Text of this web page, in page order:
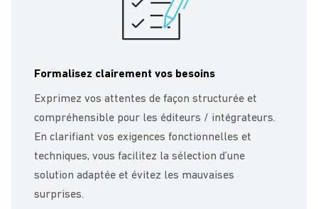
Formalisez clairement vos besoins
Exprimez vos attentes de façon structurée et
compréhensible pour les éditeurs / intégrateurs.
En clarifiant vos exigences fonctionnelles et
techniques, vous facilitez la sélection d’une
solution adaptée et évitez les mauvaises
surprises.